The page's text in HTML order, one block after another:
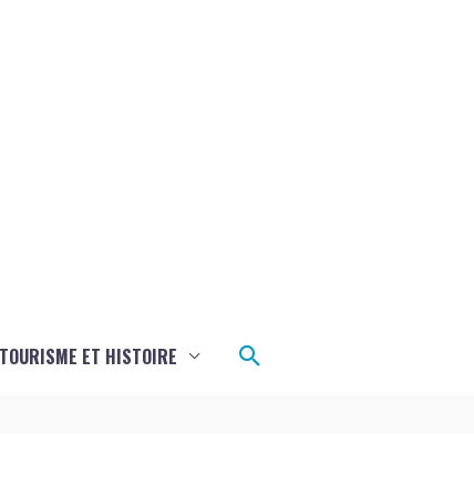
TOURISME ET HISTOIRE Rechercher